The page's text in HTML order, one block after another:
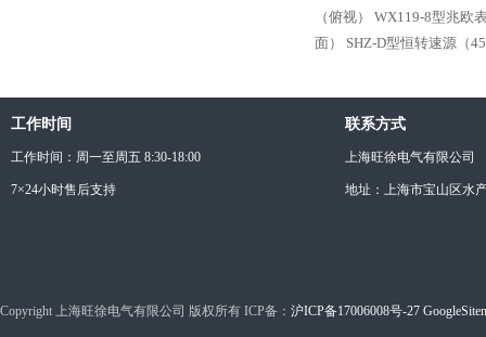
（俯视）
WX119-8型兆欧
面）
SHZ-D型恒转速源（
工作时间
工作时间：周一至周五 8:30-18:00
7×24小时售后支持
联系方式
上海旺徐电气有限公司
地址：上海市宝山区水
Copyright 上海旺徐电气有限公司 版权所有 ICP备： 沪ICP备17006008号-27